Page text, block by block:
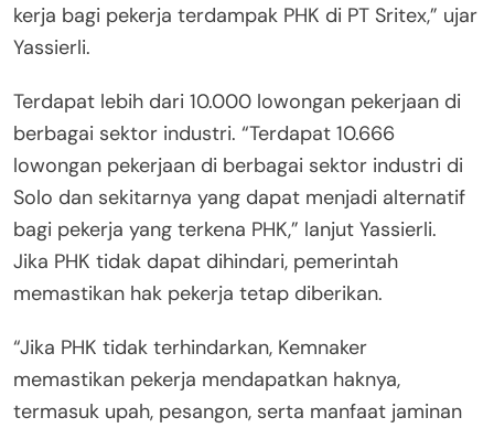
kerja bagi pekerja terdampak PHK di PT Sritex,” ujar
Yassierli.
Terdapat lebih dari 10.000 lowongan pekerjaan di
berbagai sektor industri. “Terdapat 10.666
lowongan pekerjaan di berbagai sektor industri di
Solo dan sekitarnya yang dapat menjadi alternatif
bagi pekerja yang terkena PHK,” lanjut Yassierli.
Jika PHK tidak dapat dihindari, pemerintah
memastikan hak pekerja tetap diberikan.
“Jika PHK tidak terhindarkan, Kemnaker
memastikan pekerja mendapatkan haknya,
termasuk upah, pesangon, serta manfaat jaminan